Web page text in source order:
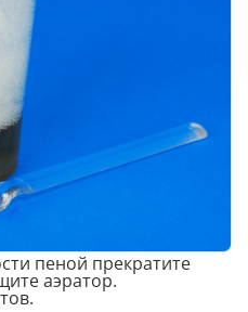
пеной прекратите
аэратор.